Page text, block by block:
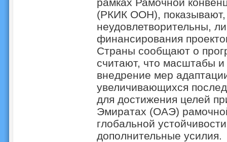
(РКИК ООН), показывают,
неудовлетворительны,
финансирования
Страны сообщают о
считают, что масштабы и
внедрение мер
увеличивающихся
для достижения целей
Эмиратах (ОАЭ)
глобальной
дополнительные усилия.